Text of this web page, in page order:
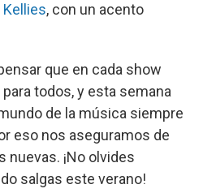
Kellies, con un acento
que en cada show
todos, y esta semana
de la música siempre
eso nos aseguramos de
nuevas. ¡No olvides
salgas este verano!